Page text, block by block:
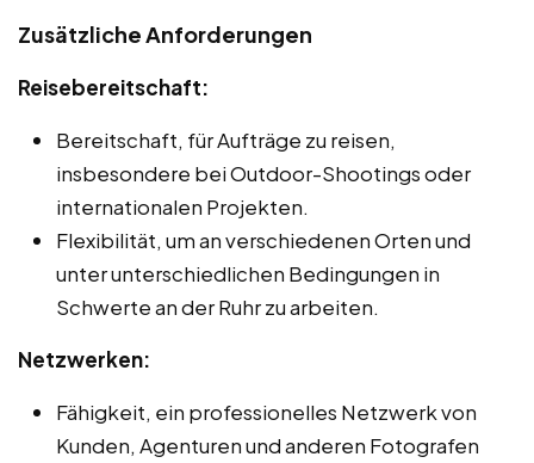
Zusätzliche Anforderungen
Reisebereitschaft:
Bereitschaft, für Aufträge zu reisen,
insbesondere bei Outdoor-Shootings oder
internationalen Projekten.
Flexibilität, um an verschiedenen Orten und
unter unterschiedlichen Bedingungen in
Schwerte an der Ruhr zu arbeiten.
Netzwerken:
Fähigkeit, ein professionelles Netzwerk von
Kunden, Agenturen und anderen Fotografen